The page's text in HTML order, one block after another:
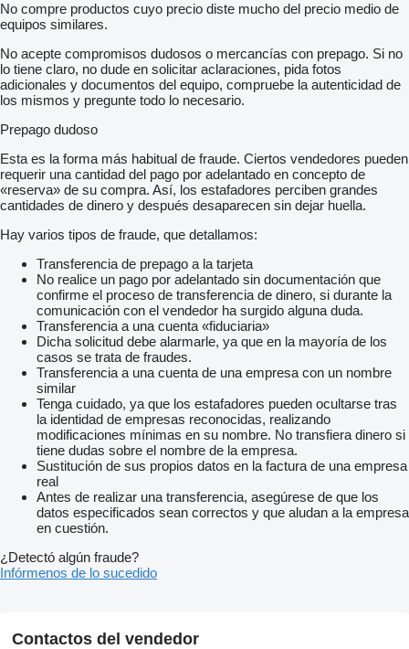
No compre productos cuyo precio diste mucho del precio medio de
equipos similares.
No acepte compromisos dudosos o mercancías con prepago. Si no
lo tiene claro, no dude en solicitar aclaraciones, pida fotos
adicionales y documentos del equipo, compruebe la autenticidad de
los mismos y pregunte todo lo necesario.
Prepago dudoso
Esta es la forma más habitual de fraude. Ciertos vendedores pueden
requerir una cantidad del pago por adelantado en concepto de
«reserva» de su compra. Así, los estafadores perciben grandes
cantidades de dinero y después desaparecen sin dejar huella.
Hay varios tipos de fraude, que detallamos:
Transferencia de prepago a la tarjeta
No realice un pago por adelantado sin documentación que
confirme el proceso de transferencia de dinero, si durante la
comunicación con el vendedor ha surgido alguna duda.
Transferencia a una cuenta «fiduciaria»
Dicha solicitud debe alarmarle, ya que en la mayoría de los
casos se trata de fraudes.
Transferencia a una cuenta de una empresa con un nombre
similar
Tenga cuidado, ya que los estafadores pueden ocultarse tras
la identidad de empresas reconocidas, realizando
modificaciones mínimas en su nombre. No transfiera dinero si
tiene dudas sobre el nombre de la empresa.
Sustitución de sus propios datos en la factura de una empresa
real
Antes de realizar una transferencia, asegúrese de que los
datos especificados sean correctos y que aludan a la empresa
en cuestión.
¿Detectó algún fraude?
Infórmenos de lo sucedido
Contactos del vendedor